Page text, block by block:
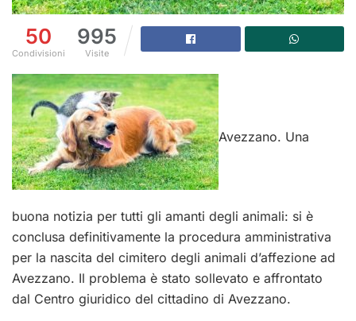
50
Condivisioni
995
Visite
Avezzano. Una
buona notizia per tutti gli amanti degli animali: si è
conclusa definitivamente la procedura amministrativa
per la nascita del cimitero degli animali d’affezione ad
Avezzano. Il problema è stato sollevato e affrontato
dal Centro giuridico del cittadino di Avezzano.